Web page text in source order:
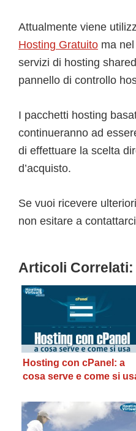
Attualmente viene
Hosting Gratuito ma
servizi di hosting
pannello di controllo
I pacchetti hosting
continueranno ad
di effettuare la scelta
d’acquisto.
Se vuoi ricevere
non esitare a
Articoli Correlati:
Hosting con cPanel: a
cosa serve e come si